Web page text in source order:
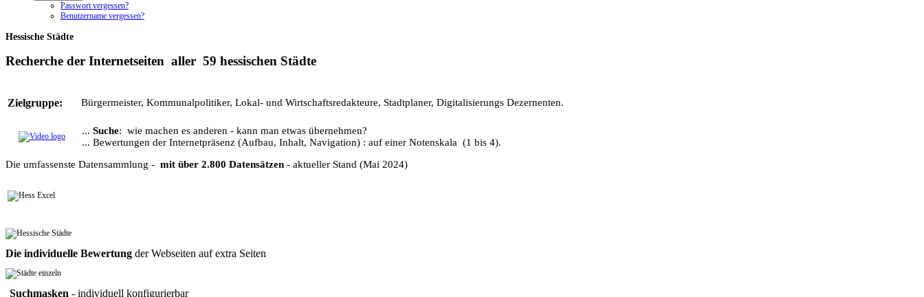
Passwort vergessen?
Benutzername vergessen?
Hessische Städte
Recherche der Internetseiten aller 59 hessischen Städte
Zielgruppe: Bürgermeister, Kommunalpolitiker, Lokal- und Wirtschaftsredakteure, Stadtplaner, Digitalisierungs Dezernenten.
... Suche: wie machen es anderen - kann man etwas übernehmen?
... Bewertungen der Internetpräsenz (Aufbau, Inhalt, Navigation) : auf einer Notenskala (1 bis 4).
Die umfassenste Datensammlung - mit über 2.800 Datensätzen - aktueller Stand (Mai 2024)
Die individuelle Bewertung der Webseiten auf extra Seiten
Suchmasken - individuell konfigurierbar